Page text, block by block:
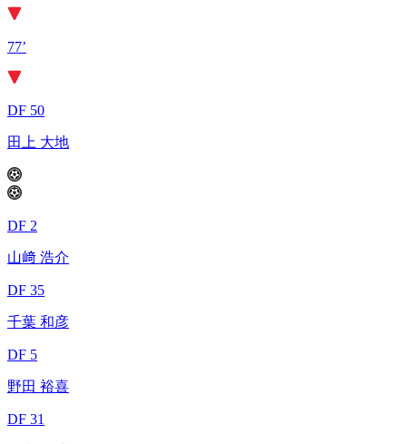
77’
DF 50
田上 大地
DF 2
山﨑 浩介
DF 35
千葉 和彦
DF 5
野田 裕喜
DF 31